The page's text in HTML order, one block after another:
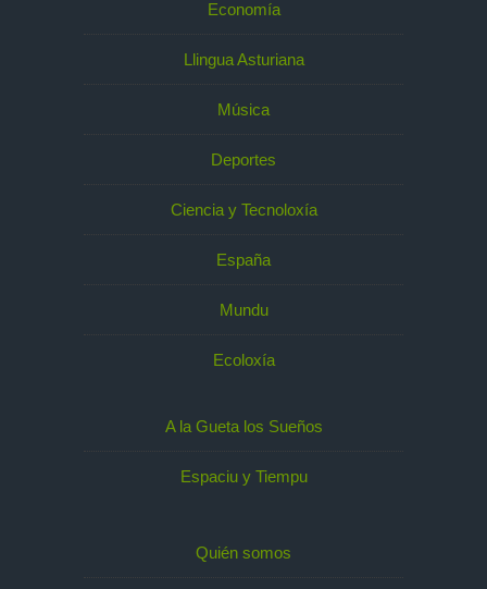
Economía
Llingua Asturiana
Música
Deportes
Ciencia y Tecnoloxía
España
Mundu
Ecoloxía
A la Gueta los Sueños
Espaciu y Tiempu
Quién somos